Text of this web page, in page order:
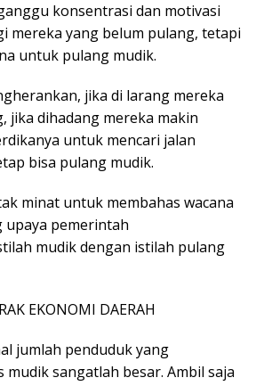
konsentrasi dan motivasi
mereka yang belum pulang, tetapi
untuk pulang mudik.
jika di larang mereka
jika dihadang mereka makin
untuk mencari jalan
bisa pulang mudik.
minat untuk membahas wacana
pemerintah
mudik dengan istilah pulang
EKONOMI DAERAH
jumlah penduduk yang
mudik sangatlah besar. Ambil saja